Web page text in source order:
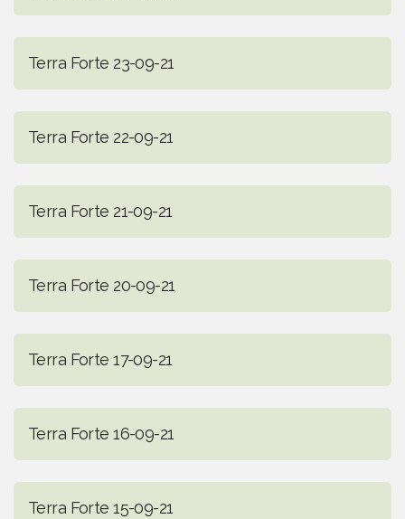
Terra Forte 23-09-21
Terra Forte 22-09-21
Terra Forte 21-09-21
Terra Forte 20-09-21
Terra Forte 17-09-21
Terra Forte 16-09-21
Terra Forte 15-09-21